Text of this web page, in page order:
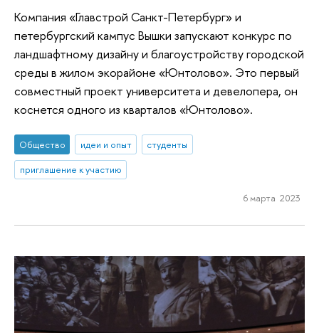
Компания «Главстрой Санкт-Петербург» и
петербургский кампус Вышки запускают конкурс по
ландшафтному дизайну и благоустройству городской
среды в жилом экорайоне «Юнтолово». Это первый
совместный проект университета и девелопера, он
коснется одного из кварталов «Юнтолово».
Общество идеи и опыт
студенты
приглашение к участию
6 марта 2023